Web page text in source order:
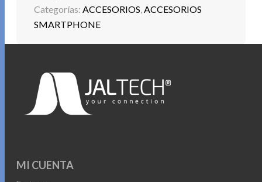
Categorías:ACCESORIOS,ACCESORIOS
SMARTPHONE
MI CUENTA